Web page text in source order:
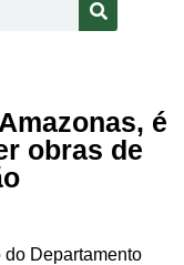
é
obras de
do Departamento